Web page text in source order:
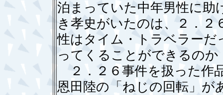
泊まっていた中年男性に助
き孝史がいたのは、２．２
性はタイム・トラベラーだ
ってくることができるのか
２．２６事件を扱った作
恩田陸の「ねじの回転」が